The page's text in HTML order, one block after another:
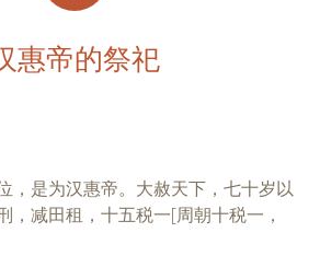
惠帝的祭祀
，是为汉惠帝。大赦天下，七十岁以
，减田租，十五税一[周朝十税一，